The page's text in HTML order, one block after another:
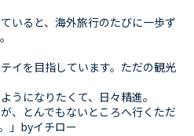
いると、海外旅行のたびに一歩ず
イを目指しています。ただの観光
うになりたくて、日々精進。
、とんでもないところへ行くただ
」byイチロー